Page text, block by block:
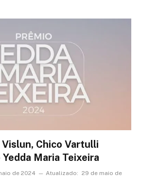
Chico Vartulli
Maria Teixeira
de 2024 Atualizado: 29 de maio de